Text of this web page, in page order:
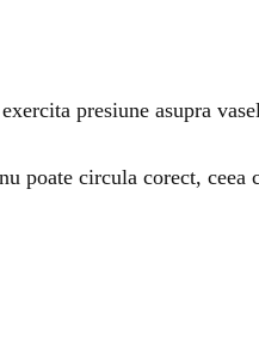
presiune asupra
poate circula corect, ceea